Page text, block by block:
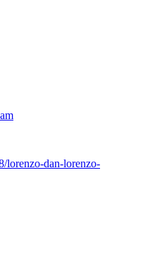
lorenzo-dan-lorenzo-